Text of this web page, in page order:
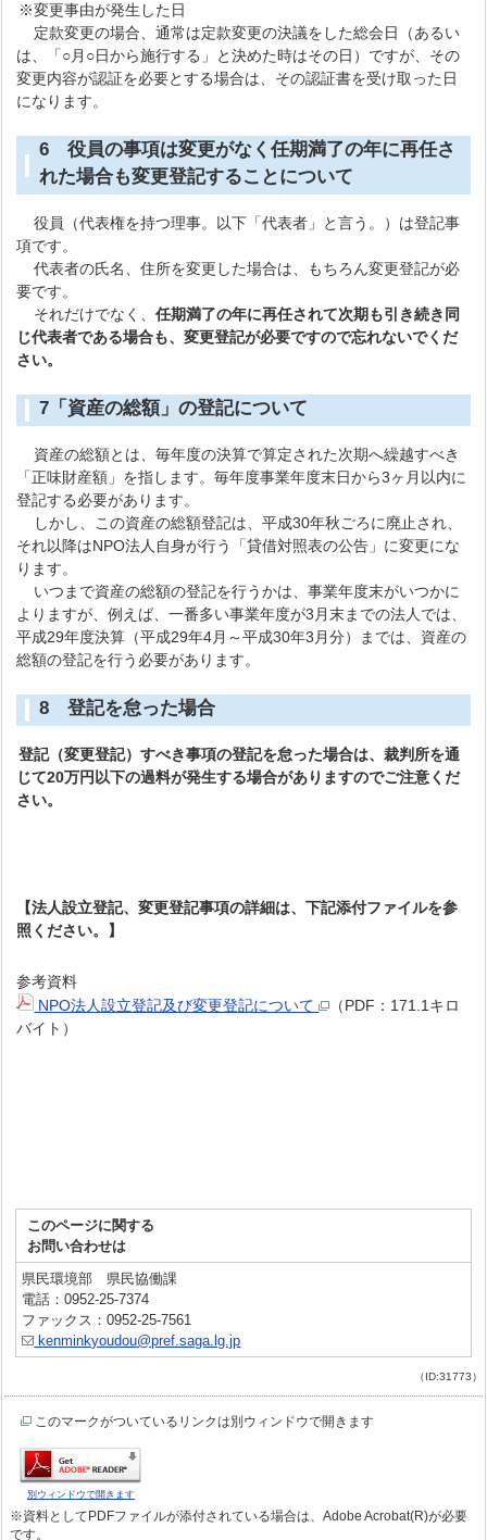
※変更事由が発生した日
定款変更の場合、通常は定款変更の決議をした総会日（あるい
は、「○月○日から施行する」と決めた時はその日）ですが、その
変更内容が認証を必要とする場合は、その認証書を受け取った日
になります。
6 役員の事項は変更がなく任期満了の年に再任さ
れた場合も変更登記することについて
役員（代表権を持つ理事。以下「代表者」と言う。）は登記事
項です。
代表者の氏名、住所を変更した場合は、もちろん変更登記が必
要です。
それだけでなく、任期満了の年に再任されて次期も引き続き同
じ代表者である場合も、変更登記が必要ですので忘れないでくだ
さい。
7「資産の総額」の登記について
資産の総額とは、毎年度の決算で算定された次期へ繰越すべき
「正味財産額」を指します。毎年度事業年度末日から3ヶ月以内に
登記する必要があります。
しかし、この資産の総額登記は、平成30年秋ごろに廃止され、
それ以降はNPO法人自身が行う「貸借対照表の公告」に変更にな
ります。
いつまで資産の総額の登記を行うかは、事業年度末がいつかに
よりますが、例えば、一番多い事業年度が3月末までの法人では、
平成29年度決算（平成29年4月～平成30年3月分）までは、資産の
総額の登記を行う必要があります。
8 登記を怠った場合
登記（変更登記）すべき事項の登記を怠った場合は、裁判所を通
じて20万円以下の過料が発生する場合がありますのでご注意くだ
さい。
【法人設立登記、変更登記事項の詳細は、下記添付ファイルを参
照ください。】
参考資料
NPO法人設立登記及び変更登記について
（PDF：171.1キロ
バイト）
このページに関する
お問い合わせは
県民環境部 県民協働課
電話：0952-25-7374
ファックス：0952-25-7561
kenminkyoudou@pref.saga.lg.jp
（ID:31773）
このマークがついているリンクは別ウィンドウで開きます
別ウィンドウで開きます
※資料としてPDFファイルが添付されている場合は、Adobe Acrobat(R)が必要
です。